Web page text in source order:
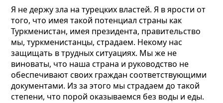
Я не держу зла на турецких властей. Я в ярости от
того, что имея такой потенциал страны как
Туркменистан, имея президента, правительство
мы, туркменистанцы, страдаем. Некому нас
защищать в трудных ситуациях. Мы же не
виноваты, что наша страна и руководство не
обеспечивают своих граждан соответствующими
документами. Из за этого мы страдаем до такой
степени, что порой оказываемся без воды и еды.